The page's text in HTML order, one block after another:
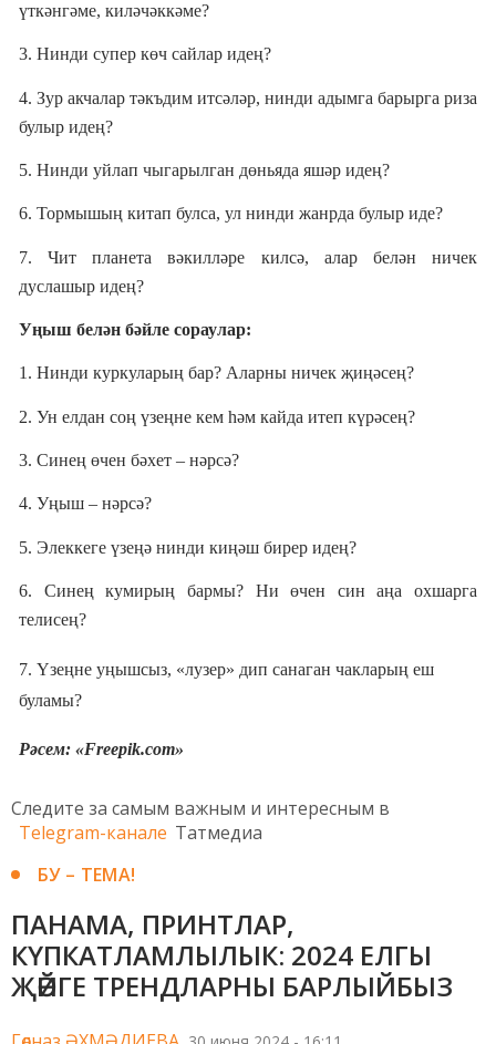
үткәнгәме, киләчәккәме?
3. Нинди супер көч сайлар идең?
4. Зур акчалар тәкъдим итсәләр, нинди адымга барырга риза
булыр идең?
5. Нинди уйлап чыгарылган дөньяда яшәр идең?
6. Тормышың китап булса, ул нинди жанрда булыр иде?
7. Чит планета вәкилләре килсә, алар белән ничек
дуслашыр идең?
Уңыш белән бәйле сораулар:
1. Нинди куркуларың бар? Аларны ничек җиңәсең?
2. Ун елдан соң үзеңне кем һәм кайда итеп күрәсең?
3. Синең өчен бәхет – нәрсә?
4. Уңыш – нәрсә?
5. Элеккеге үзеңә нинди киңәш бирер идең?
6. Синең кумирың бармы? Ни өчен син аңа охшарга
телисең?
7. Үзеңне уңышсыз, «лузер» дип санаган чакларың еш
буламы?
Рәсем: «Freepik.com»
Следите за самым важным и интересным в
Telegram-канале Татмедиа
БУ – ТЕМА!
ПАНАМА, ПРИНТЛАР,
КҮПКАТЛАМЛЫЛЫК: 2024 ЕЛГЫ
ҖӘЙГЕ ТРЕНДЛАРНЫ БАРЛЫЙБЫЗ